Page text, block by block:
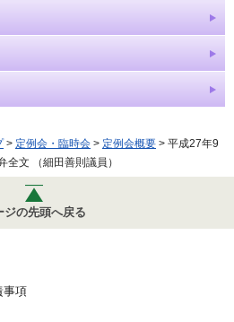
> 定例会・臨時会 > 定例会概要 > 平成27年9
全文 （細田善則議員）
ジの先頭へ戻る
事項